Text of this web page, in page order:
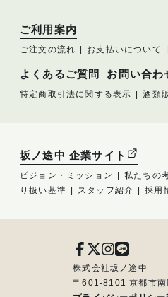
ご利用案内
ご注文の流れ お支払いについて
よくあるご質問 お問い合わ
特定商取引法に関する表示 酒類
坂ノ途中 企業サイト
ビジョン・ミッション 私たちの
り扱い基準
スタッフ紹介 採用
株式会社坂ノ途中
〒601-8101 京都市南